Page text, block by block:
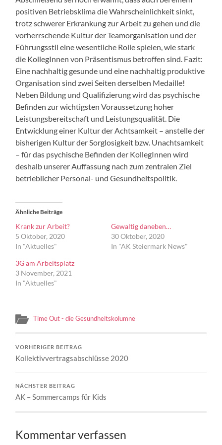
positiven Betriebsklima die Wahrscheinlichkeit sinkt,
trotz schwerer Erkrankung zur Arbeit zu gehen und die
vorherrschende Kultur der Teamorganisation und der
Führungsstil eine wesentliche Rolle spielen, wie stark
die KollegInnen von Präsentismus betroffen sind. Fazit:
Eine nachhaltig gesunde und eine nachhaltig produktive
Organisation sind zwei Seiten derselben Medaille!
Neben Bildung und Qualifizierung wird das psychische
Befinden zur wichtigsten Voraussetzung hoher
Leistungsbereitschaft und Leistungsqualität. Die
Entwicklung einer Kultur der Achtsamkeit – anstelle der
bisherigen Kultur der Sorglosigkeit bzw. Unachtsamkeit
– für das psychische Befinden der KollegInnen wird
deshalb unserer Auffassung nach zum zentralen Ziel
betrieblicher Personal- und Gesundheitspolitik.
Ähnliche Beiträge
Krank zur Arbeit?
5 Oktober, 2020
In "Aktuelles"
Gewaltig daneben…
30 Oktober, 2020
In "AK Steiermark News"
3G am Arbeitsplatz
3 November, 2021
In "Aktuelles"
Time Out - die Gesundheitskolumne
VORHERIGER BEITRAG
Kollektivvertragsabschlüsse 2020
NÄCHSTER BEITRAG
AK – Sommercamps für Kids
Kommentar verfassen